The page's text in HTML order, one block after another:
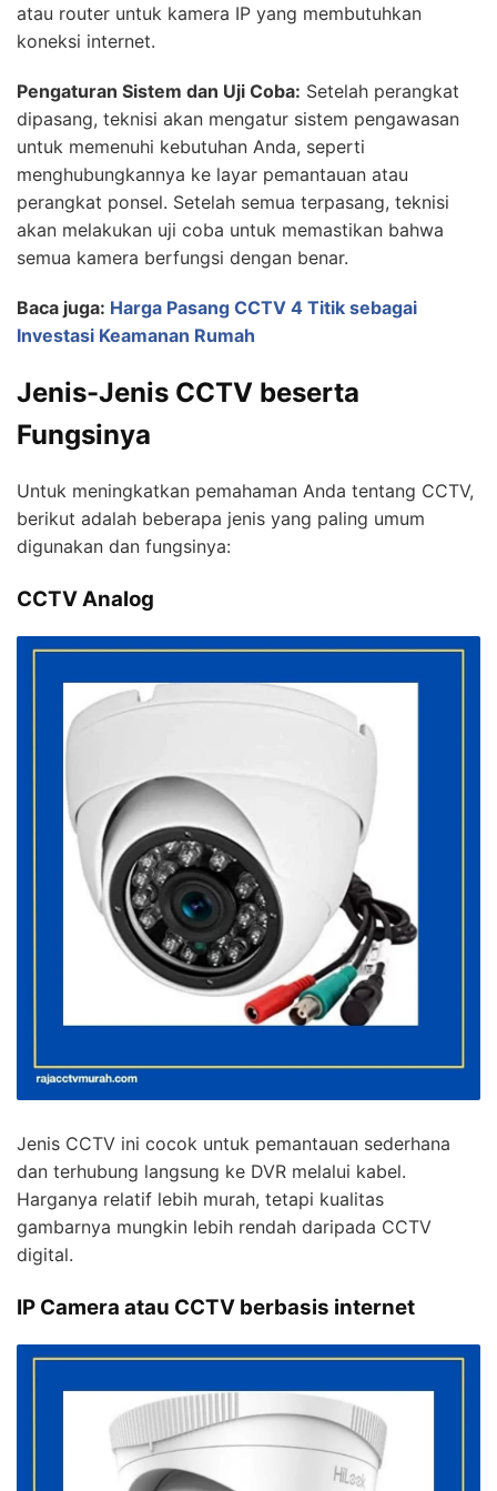
atau router untuk kamera IP yang membutuhkan
koneksi internet.
Pengaturan Sistem dan Uji Coba: Setelah perangkat
dipasang, teknisi akan mengatur sistem pengawasan
untuk memenuhi kebutuhan Anda, seperti
menghubungkannya ke layar pemantauan atau
perangkat ponsel. Setelah semua terpasang, teknisi
akan melakukan uji coba untuk memastikan bahwa
semua kamera berfungsi dengan benar.
Baca juga: Harga Pasang CCTV 4 Titik sebagai
Investasi Keamanan Rumah
Jenis-Jenis CCTV beserta
Fungsinya
Untuk meningkatkan pemahaman Anda tentang CCTV,
berikut adalah beberapa jenis yang paling umum
digunakan dan fungsinya:
CCTV Analog
Jenis CCTV ini cocok untuk pemantauan sederhana
dan terhubung langsung ke DVR melalui kabel.
Harganya relatif lebih murah, tetapi kualitas
gambarnya mungkin lebih rendah daripada CCTV
digital.
IP Camera atau CCTV berbasis internet